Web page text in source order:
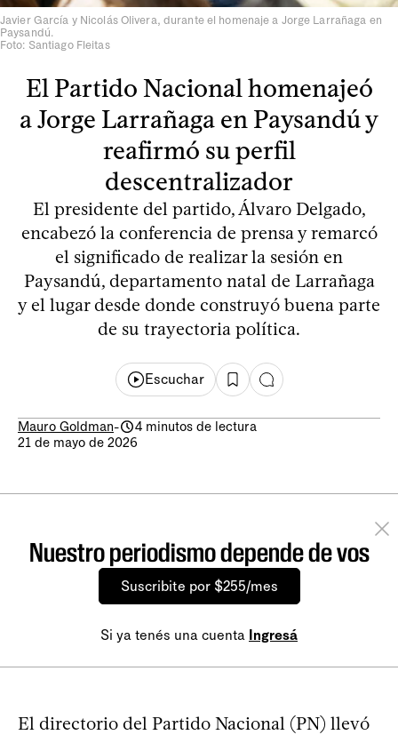
Javier García y Nicolás Olivera, durante el homenaje a Jorge Larrañaga en
Paysandú.
Foto: Santiago Fleitas
El Partido Nacional homenajeó
a Jorge Larrañaga en Paysandú y
reafirmó su perfil
descentralizador
El presidente del partido, Álvaro Delgado,
encabezó la conferencia de prensa y remarcó
el significado de realizar la sesión en
Paysandú, departamento natal de Larrañaga
y el lugar desde donde construyó buena parte
de su trayectoria política.
Escuchar
Mauro Goldman-
4 minutos de lectura
21 de mayo de 2026
Nuestro periodismo depende de vos
Suscribite por $255/mes
Si ya tenés una cuenta Ingresá
El directorio del Partido Nacional (PN) llevó